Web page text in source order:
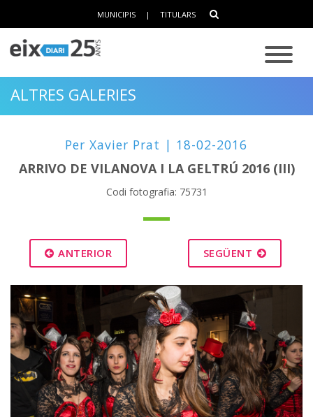
MUNICIPIS | TITULARS
ALTRES GALERIES
Per Xavier Prat | 18-02-2016
ARRIVO DE VILANOVA I LA GELTRÚ 2016 (III)
Codi fotografia: 75731
ANTERIOR SEGÜENT